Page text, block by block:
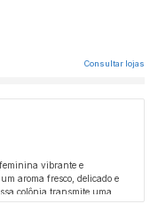
Consultar lojas
vibrante e
aroma fresco, delicado e
colônia transmite uma